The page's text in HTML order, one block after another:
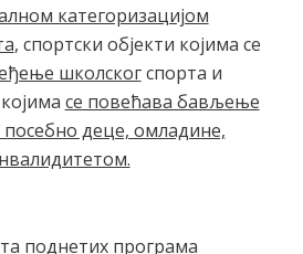
категоризацијом
, спортски објекти којима се
школскогспорта и
се повећава бављење
деце, омладине,
поднетих програма